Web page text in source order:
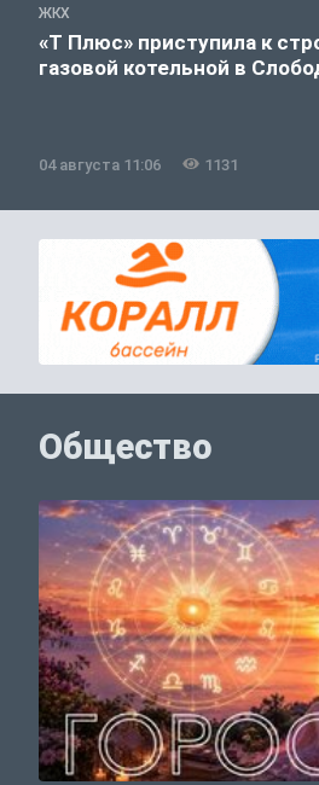
ЖКХ
«Т Плюс» приступила к
газовой котельной в
04 августа 11:06 1131
Общество